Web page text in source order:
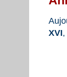
XVI